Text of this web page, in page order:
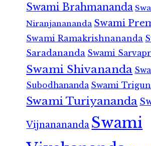
Swami Brahmananda
Niranjanananda Swami
Swami Ramakrishnananda
Saradananda Swami
Swami Shivananda
Subodhananda Swami
Swami Turiyananda
Vijnanananda Swami